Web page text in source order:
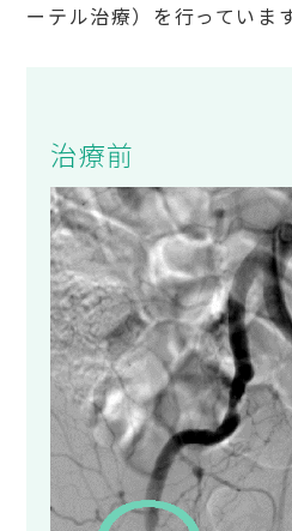
ーテル治療）を行っています
治療前